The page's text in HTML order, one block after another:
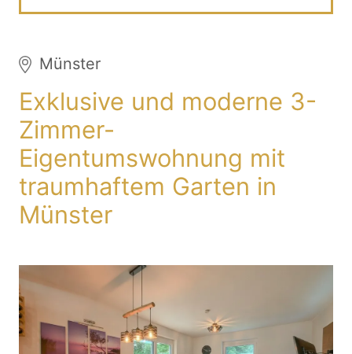
Münster
Exklusive und moderne 3-
Zimmer-
Eigentumswohnung mit
traumhaftem Garten in
Münster